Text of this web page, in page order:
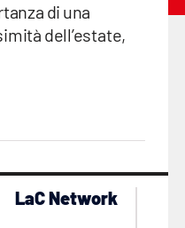
di una
dell’estate,
LaC Network